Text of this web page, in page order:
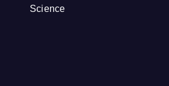
Science